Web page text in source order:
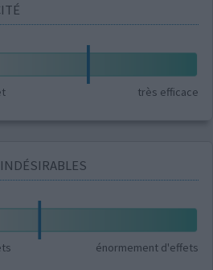
très efficace
énormement d'effets